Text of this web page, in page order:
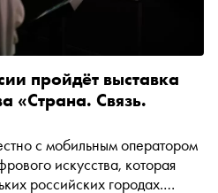
пройдёт выставка
«Страна. Связь.
с мобильным оператором
российских городах.